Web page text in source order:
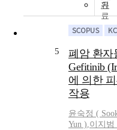
기
5
폐암 환자
Gefitinib
에 의한
작용
윤숙정 (
Yun ),이지범